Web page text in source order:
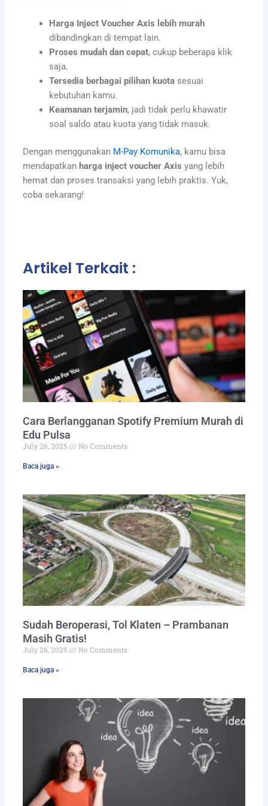
Harga Inject Voucher Axis lebih murah
dibandingkan di tempat lain.
Proses mudah dan cepat, cukup beberapa klik
saja.
Tersedia berbagai pilihan kuotasesuai
kebutuhan kamu.
Keamanan terjamin, jadi tidak perlu khawatir
soal saldo atau kuota yang tidak masuk.
Dengan menggunakan M-Pay Komunika, kamu bisa
mendapatkan harga inject voucher Axis yang lebih
hemat dan proses transaksi yang lebih praktis. Yuk,
coba sekarang!
Artikel Terkait :
Cara Berlangganan Spotify Premium Murah di
Edu Pulsa
July 26, 2025 No Comments
Baca juga »
Sudah Beroperasi, Tol Klaten – Prambanan
Masih Gratis!
July 26, 2025 No Comments
Baca juga »
Page PagePage